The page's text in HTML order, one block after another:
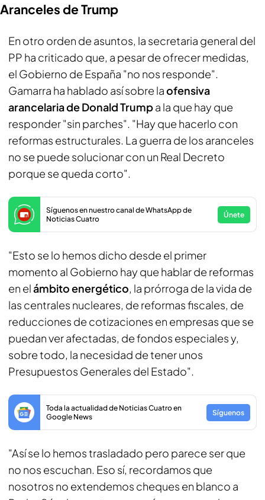
Aranceles de Trump
En otro orden de asuntos, la secretaria general del
PP ha criticado que, a pesar de ofrecer medidas,
el Gobierno de España "no nos responde".
Gamarra ha hablado así sobre laofensiva
arancelaria de Donald Trumpa la que hay que
responder "sin parches". "Hay que hacerlo con
reformas estructurales. La guerra de los aranceles
no se puede solucionar con un Real Decreto
porque se queda corto".
Síguenos en nuestro canal de WhatsApp de
Noticias Cuatro
Únete
"Esto se lo hemos dicho desde el primer
momento al Gobierno hay que hablar de reformas
en elámbito energético, la prórroga de la vida de
las centrales nucleares, de reformas fiscales, de
reducciones de cotizaciones en empresas que se
puedan ver afectadas, de fondos especiales y,
sobre todo, la necesidad de tener unos
Presupuestos Generales del Estado".
Toda la actualidad de Noticias Cuatro en
Google News
Síguenos
"Así se lo hemos trasladado pero parece ser que
no nos escuchan. Eso sí, recordamos que
nosotros no extendemos cheques en blanco a